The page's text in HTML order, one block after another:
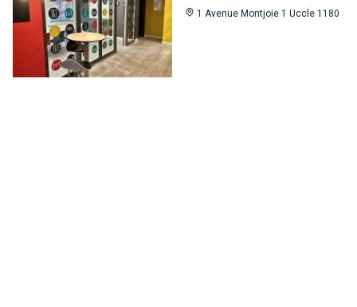
1 Avenue Montjoie 1 Uccle 1180